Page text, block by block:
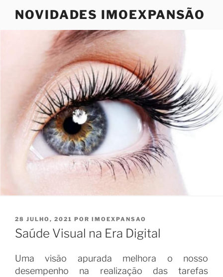
NOVIDADES IMOEXPANSÃO
PUBLICADO
EM
28 JULHO, 2021 POR IMOEXPANSAO
Saúde Visual na Era Digital
Uma visão apurada melhora o nosso
desempenho na realização das tarefas